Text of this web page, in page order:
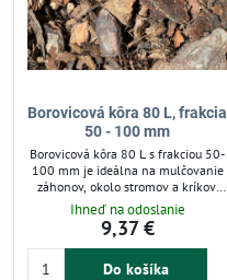
Borovicová kôra 80 L, frakcia
50 - 100 mm
Borovicová kôra 80 L s frakciou 50-
100 mm je ideálna na mulčovanie
záhonov, okolo stromov a kríkov.
Zabraňuje rastu buriny a udržiava
pôdnu vlhkosť, čím chráni rastliny
pred suchom aj mrazom. Použitie je
vhodné vonku aj v interiéri, s
prírodným dekoratívnym efektom a
Ihneď na odoslanie
9,37 €
Do košíka